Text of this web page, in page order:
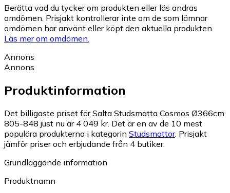
Berätta vad du tycker om produkten eller läs andras
omdömen. Prisjakt kontrollerar inte om de som lämnar
omdömen har använt eller köpt den aktuella produkten.
Läs mer om omdömen.
Annons
Annons
Produktinformation
Det billigaste priset för Salta Studsmatta Cosmos Ø366cm
805-848 just nu är 4 049 kr. Det är en av de 10 mest
populära produkterna i kategorin Studsmattor. Prisjakt
jämför priser och erbjudande från 4 butiker.
Grundläggande information
Produktnamn